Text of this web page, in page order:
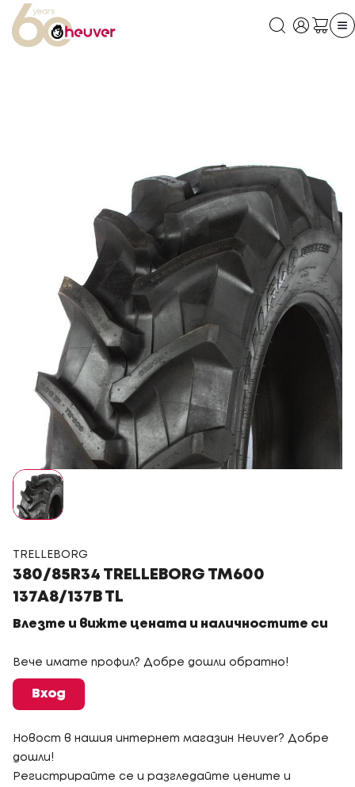
TRELLEBORG
380/85R34 TRELLEBORG TM600
137A8/137B TL
Влезте и вижте цената и наличностите си
Вече имате профил? Добре дошли обратно!
Вход
Новост в нашия интернет магазин Heuver? Добре
дошли!
Регистрирайте се и разгледайте цените и